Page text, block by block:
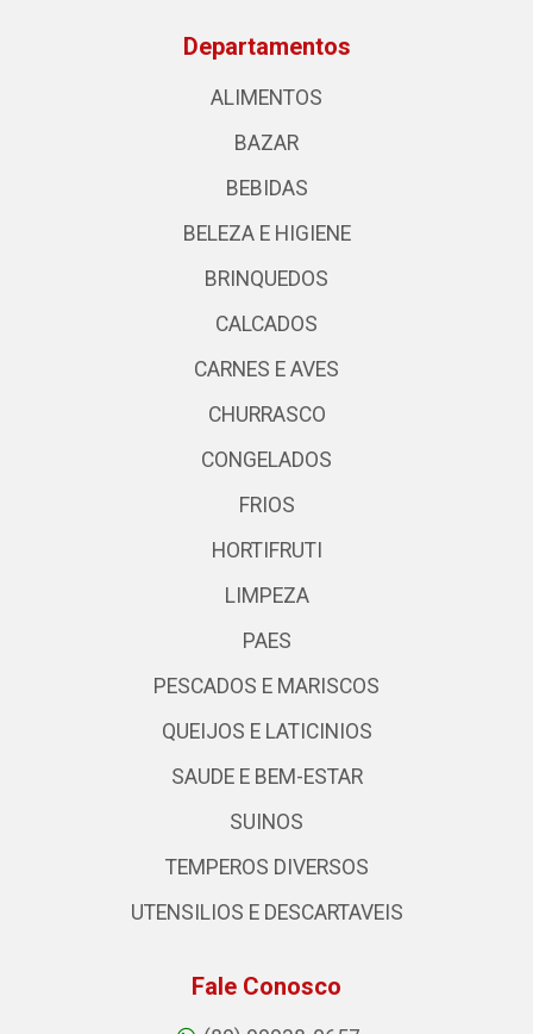
Departamentos
ALIMENTOS
BAZAR
BEBIDAS
BELEZA E HIGIENE
BRINQUEDOS
CALCADOS
CARNES E AVES
CHURRASCO
CONGELADOS
FRIOS
HORTIFRUTI
LIMPEZA
PAES
PESCADOS E MARISCOS
QUEIJOS E LATICINIOS
SAUDE E BEM-ESTAR
SUINOS
TEMPEROS DIVERSOS
UTENSILIOS E DESCARTAVEIS
Fale Conosco